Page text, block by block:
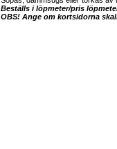
Beställs i löpmeter/pris
OBS! Ange om kortsidorna